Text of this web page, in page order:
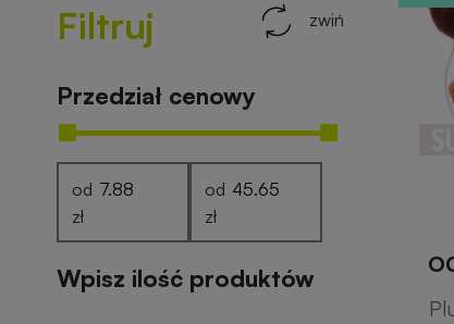
Filtruj zwiń
Przedział cenowy
od
zł
od
zł
Wpisz ilość produktów